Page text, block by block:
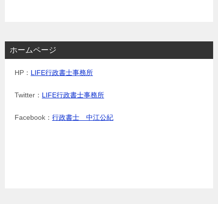
ホームページ
HP： LIFE行政書士事務所
Twitter： LIFE行政書士事務所
Facebook： 行政書士 中江公紀